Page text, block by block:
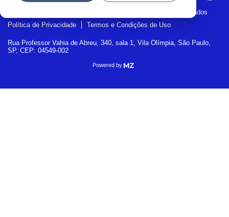
© Copyright 2026 - Bioma Educação - Todos os direitos reservados
Política de Privacidade
Termos e Condições de Uso
Rua Professor Vahia de Abreu, 340, sala 1, Vila Olímpia, São Paulo,
SP, CEP: 04549-002
Powered by